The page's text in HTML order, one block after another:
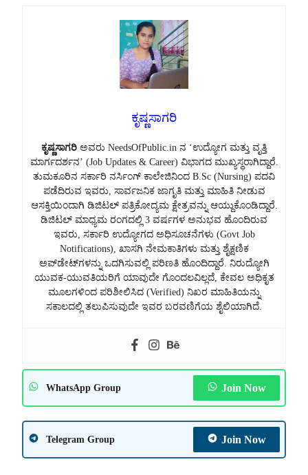
ಕೃಷ್ಣಸಾಗರಿ
ಕೃಷ್ಣಸಾಗರಿ ಅವರು NeedsOfPublic.in ನ ‘ಉದ್ಯೋಗ ಮತ್ತು ವೃತ್ತಿ
ಮಾರ್ಗದರ್ಶನ’ (Job Updates & Career) ವಿಭಾಗದ ಮುಖ್ಯಸ್ಥರಾಗಿದ್ದಾರೆ.
ತುಮಕೂರಿನ ಸರ್ಕಾರಿ ನರ್ಸಿಂಗ್ ಕಾಲೇಜಿನಿಂದ B.Sc (Nursing) ಪದವಿ
ಪಡೆದಿರುವ ಇವರು, ಸಾರ್ವಜನಿಕ ಜಾಗೃತಿ ಮತ್ತು ಮಾಹಿತಿ ನೀಡುವ
ಆಸಕ್ತಿಯಿಂದಾಗಿ ಡಿಜಿಟಲ್ ಪತ್ರಿಕೋದ್ಯಮ ಕ್ಷೇತ್ರವನ್ನು ಆಯ್ದುಕೊಂಡಿದ್ದಾರೆ.
ಡಿಜಿಟಲ್ ಮಾಧ್ಯಮ ರಂಗದಲ್ಲಿ 3 ವರ್ಷಗಳ ಅನುಭವ ಹೊಂದಿರುವ
ಇವರು, ಸರ್ಕಾರಿ ಉದ್ಯೋಗದ ಅಧಿಸೂಚನೆಗಳು (Govt Job
Notifications), ಖಾಸಗಿ ನೇಮಕಾತಿಗಳು ಮತ್ತು ಶೈಕ್ಷಣಿಕ
ಅಪ್‌ಡೇಟ್‌ಗಳನ್ನು ಒದಗಿಸುವಲ್ಲಿ ಪರಿಣತಿ ಹೊಂದಿದ್ದಾರೆ. ನಿರುದ್ಯೋಗಿ
ಯುವಕ-ಯುವತಿಯರಿಗೆ ಯಾವುದೇ ಗೊಂದಲವಿಲ್ಲದೆ, ಕೇವಲ ಅಧಿಕೃತ
ಮೂಲಗಳಿಂದ ಪರಿಶೀಲಿಸಿದ (Verified) ನಿಖರ ಮಾಹಿತಿಯನ್ನು
ಸಕಾಲದಲ್ಲಿ ತಲುಪಿಸುವುದೇ ಇವರ ಬರವಣಿಗೆಯ ಶೈಲಿಯಾಗಿದೆ.
WhatsApp Group Join Now
Telegram Group Join Now